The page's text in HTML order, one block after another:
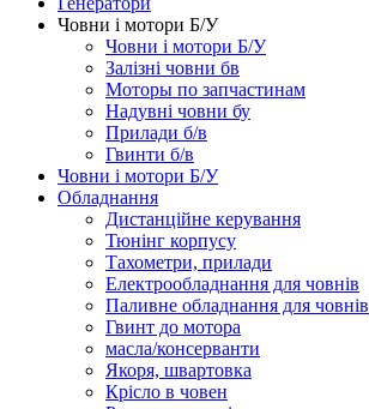
Човни і мотори Б/У
Човни і мотори Б/У
Залізні човни бв
Моторы по запчастинам
Надувні човни бу
Прилади б/в
Гвинти б/в
Човни і мотори Б/У
Обладнання
Дистанційне керування
Тюнінг корпусу
Тахометри, прилади
Електрообладнання для човнів
Паливне обладнання для човнів
Гвинт до мотора
масла/консерванти
Якоря, швартовка
Крісло в човен